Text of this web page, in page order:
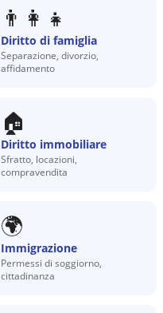
👨‍👩‍👧
Diritto di famiglia
Separazione, divorzio,
affidamento
🏠
Diritto immobiliare
Sfratto, locazioni,
compravendita
🌍
Immigrazione
Permessi di soggiorno,
cittadinanza